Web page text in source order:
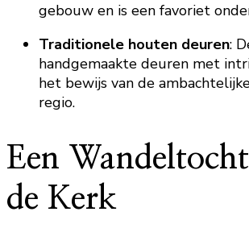
gebouw en is een favoriet
Traditionele houten deuren:
handgemaakte deuren met
het bewijs van de
regio.
Een
de Kerk